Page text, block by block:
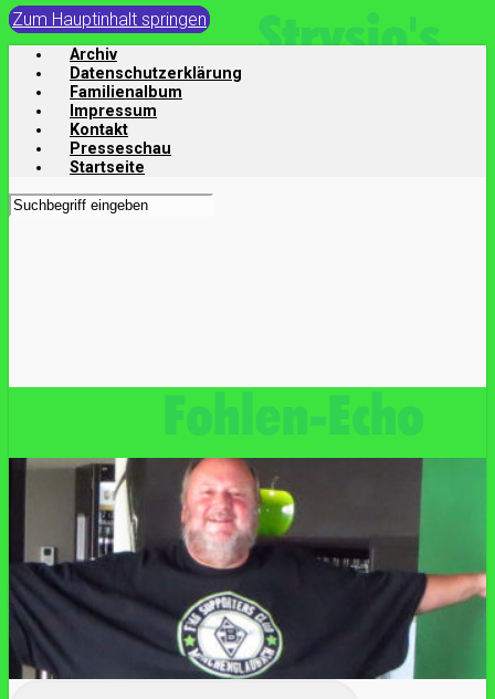
Zum Hauptinhalt springen
Archiv
Datenschutzerklärung
Familienalbum
Impressum
Kontakt
Presseschau
Startseite